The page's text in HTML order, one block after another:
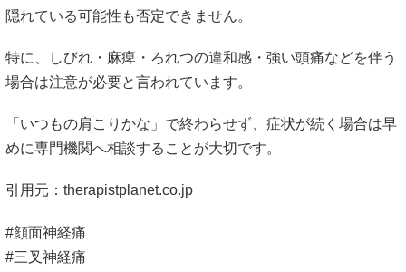
隠れている可能性も否定できません。
特に、しびれ・麻痺・ろれつの違和感・強い頭痛などを伴う
場合は注意が必要と言われています。
「いつもの肩こりかな」で終わらせず、症状が続く場合は早
めに専門機関へ相談することが大切です。
引用元： therapistplanet.co.jp
#顔面神経痛
#三叉神経痛